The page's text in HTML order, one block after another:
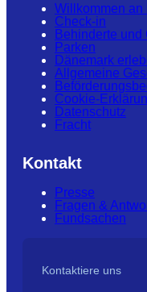
Willkommen an
Check-in
Behinderte und
Parken
Dänemark
Allgemeine
Cookie-
Datenschutz
Fracht
Kontakt
Presse
Fragen &
Fundsachen
Kontaktiere uns